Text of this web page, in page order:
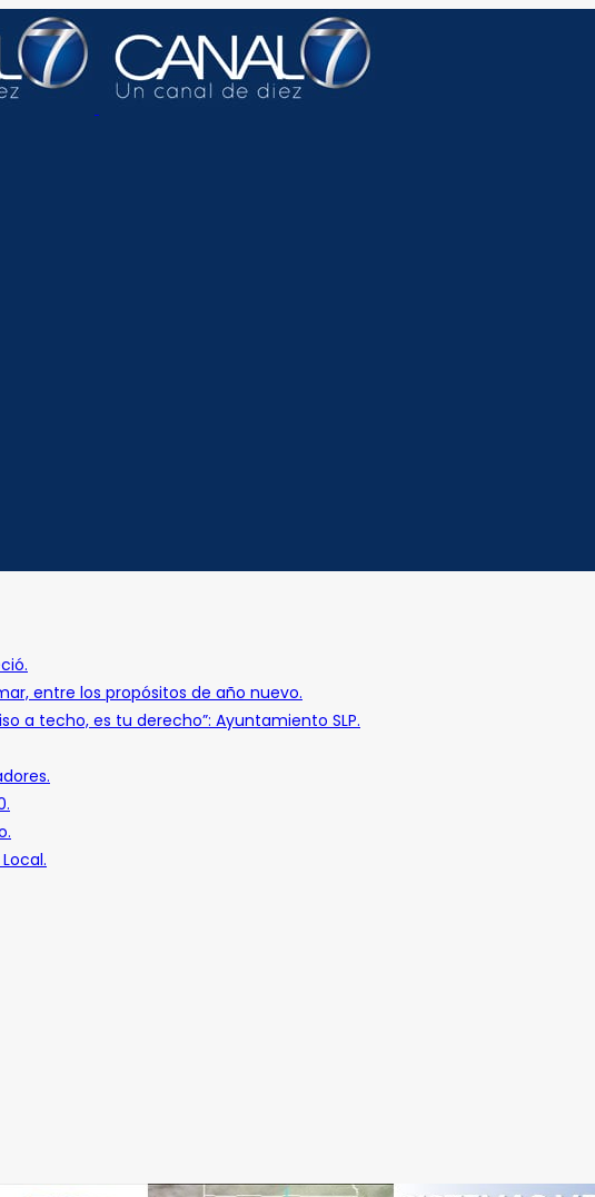
entre los propósitos de año nuevo.
a techo, es tu derecho”: Ayuntamiento SLP.